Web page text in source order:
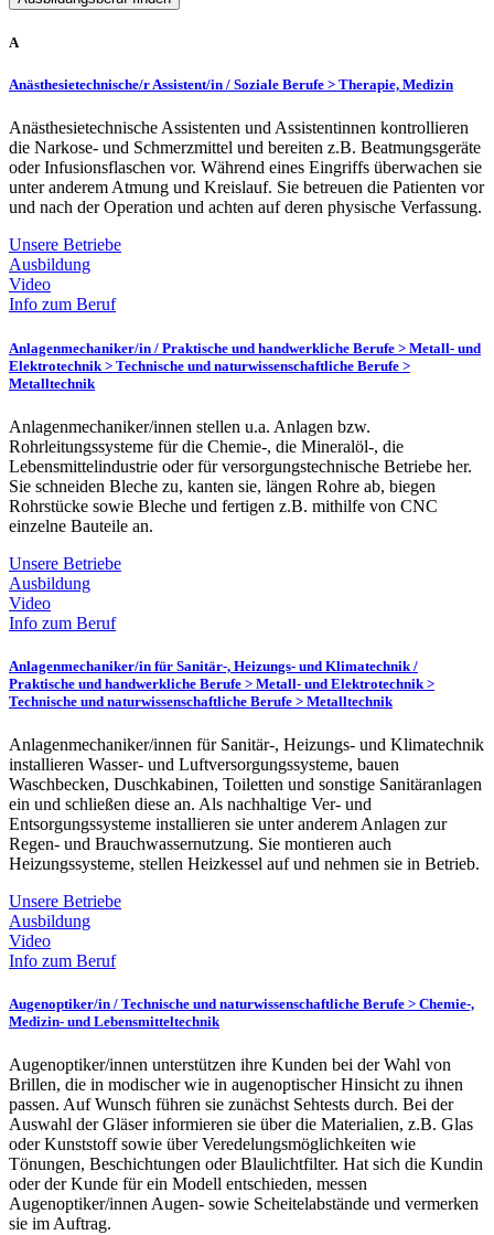
A
Anästhesietechnische/r Assistent/in / Soziale Berufe > Therapie, Medizin
Anästhesietechnische Assistenten und Assistentinnen kontrollieren
die Narkose- und Schmerzmittel und bereiten z.B. Beatmungsgeräte
oder Infusionsflaschen vor. Während eines Eingriffs überwachen sie
unter anderem Atmung und Kreislauf. Sie betreuen die Patienten vor
und nach der Operation und achten auf deren physische Verfassung.
Unsere Betriebe
Ausbildung
Video
Info zum Beruf
Anlagenmechaniker/in / Praktische und handwerkliche Berufe > Metall- und
Elektrotechnik > Technische und naturwissenschaftliche Berufe >
Metalltechnik
Anlagenmechaniker/innen stellen u.a. Anlagen bzw.
Rohrleitungssysteme für die Chemie-, die Mineralöl-, die
Lebensmittelindustrie oder für versorgungstechnische Betriebe her.
Sie schneiden Bleche zu, kanten sie, längen Rohre ab, biegen
Rohrstücke sowie Bleche und fertigen z.B. mithilfe von CNC
einzelne Bauteile an.
Unsere Betriebe
Ausbildung
Video
Info zum Beruf
Anlagenmechaniker/in für Sanitär-, Heizungs- und Klimatechnik /
Praktische und handwerkliche Berufe > Metall- und Elektrotechnik >
Technische und naturwissenschaftliche Berufe > Metalltechnik
Anlagenmechaniker/innen für Sanitär-, Heizungs- und Klimatechnik
installieren Wasser- und Luftversorgungssysteme, bauen
Waschbecken, Duschkabinen, Toiletten und sonstige Sanitäranlagen
ein und schließen diese an. Als nachhaltige Ver- und
Entsorgungssysteme installieren sie unter anderem Anlagen zur
Regen- und Brauchwassernutzung. Sie montieren auch
Heizungssysteme, stellen Heizkessel auf und nehmen sie in Betrieb.
Unsere Betriebe
Ausbildung
Video
Info zum Beruf
Augenoptiker/in / Technische und naturwissenschaftliche Berufe > Chemie-,
Medizin- und Lebensmitteltechnik
Augenoptiker/innen unterstützen ihre Kunden bei der Wahl von
Brillen, die in modischer wie in augenoptischer Hinsicht zu ihnen
passen. Auf Wunsch führen sie zunächst Sehtests durch. Bei der
Auswahl der Gläser informieren sie über die Materialien, z.B. Glas
oder Kunststoff sowie über Veredelungsmöglichkeiten wie
Tönungen, Beschichtungen oder Blaulichtfilter. Hat sich die Kundin
oder der Kunde für ein Modell entschieden, messen
Augenoptiker/innen Augen- sowie Scheitelabstände und vermerken
sie im Auftrag.